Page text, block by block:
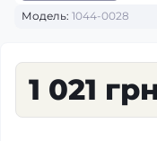
Модель: 1044-0028
1 021